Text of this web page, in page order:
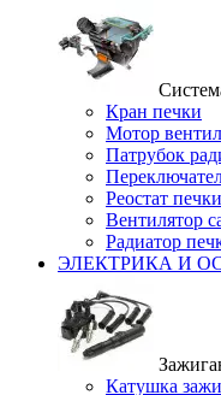
Кран печки
Мотор
Патрубок
Реостат печки
Вентилятор
Радиатор
ЭЛЕКТРИКА И
Катушка